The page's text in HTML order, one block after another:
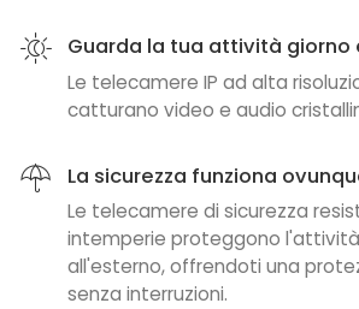
Guarda la tua attività giorno
Le telecamere IP ad alta
catturano video e audio
La sicurezza funziona
Le telecamere di sicurezza
intemperie proteggono
all'esterno, offrendoti una
senza interruzioni.